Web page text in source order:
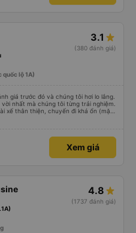
3.1
(380 đánh giá)
quốc lộ 1A)
giá trước đó và chúng tôi hơi lo lắng.
nhất mà chúng tôi từng trải nghiệm.
xế thân thiện, chuyến đi khá ổn (mặc
của Việt Nam ^^), và chỗ ngồi thoải
Xem giá
4.8
(1737 đánh giá)